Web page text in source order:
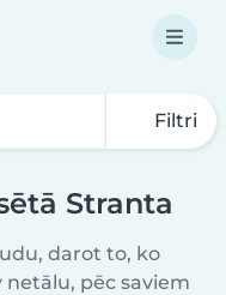
Filtri
Stranta
darot to, ko
pēc saviem